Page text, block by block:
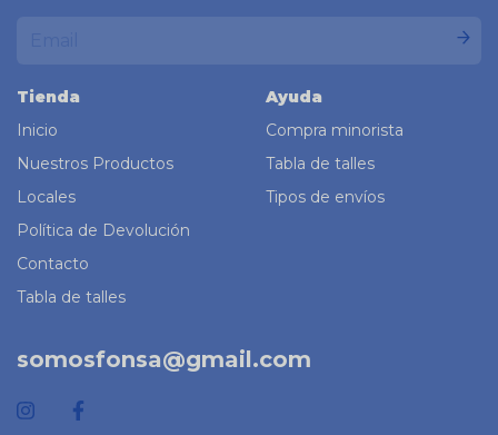
Tienda
Inicio
Nuestros Productos
Locales
Política de Devolución
Contacto
Tabla de talles
Ayuda
Compra minorista
Tabla de talles
Tipos de envíos
somosfonsa@gmail.com